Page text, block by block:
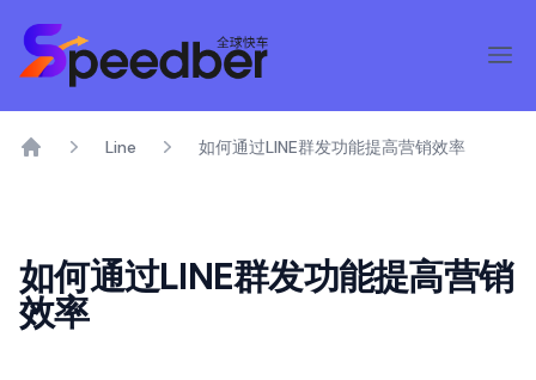
Line 如何通过LINE群发功能提高营销效率
如何通过LINE群发功能提高营销
效率